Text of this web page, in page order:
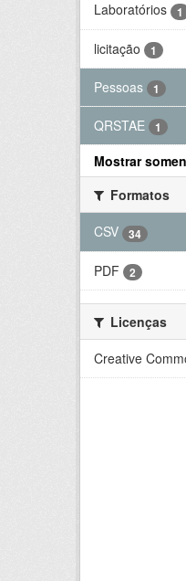
Laboratórios 1
licitação 1
Pessoas 1
QRSTAE 1
Mostrar
Formatos
CSV
34
PDF 2
Licenças
Creative